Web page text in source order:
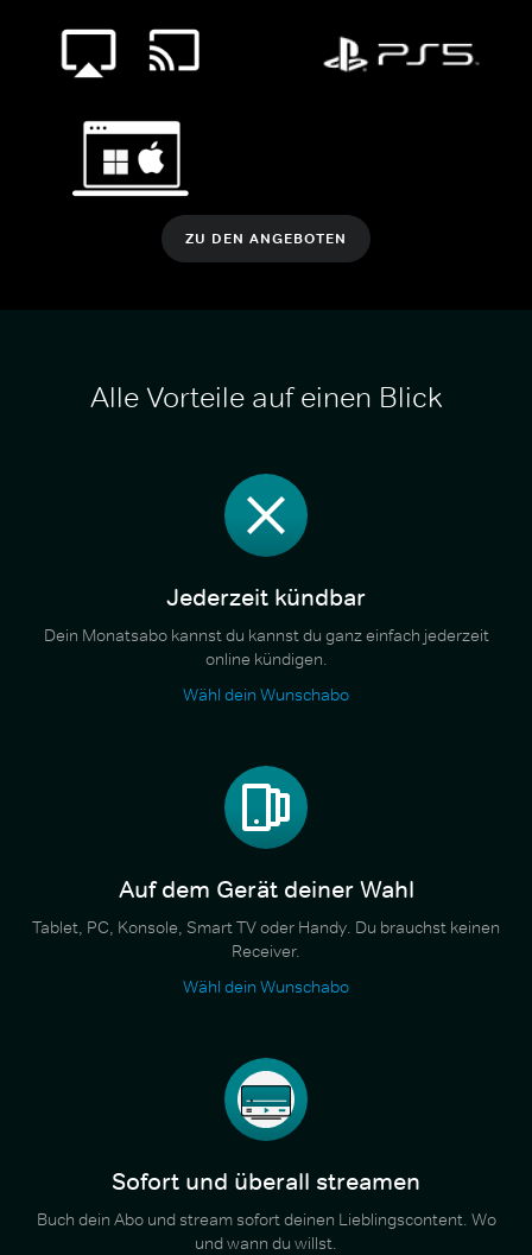
ZU DEN ANGEBOTEN
Alle Vorteile auf einen Blick
Jederzeit kündbar
Dein Monatsabo kannst du kannst du ganz einfach jederzeit
online kündigen.
Wähl dein Wunschabo
Auf dem Gerät deiner Wahl
Tablet, PC, Konsole, Smart TV oder Handy. Du brauchst keinen
Receiver.
Wähl dein Wunschabo
Sofort und überall streamen
Buch dein Abo und stream sofort deinen Lieblingscontent. Wo
und wann du willst.